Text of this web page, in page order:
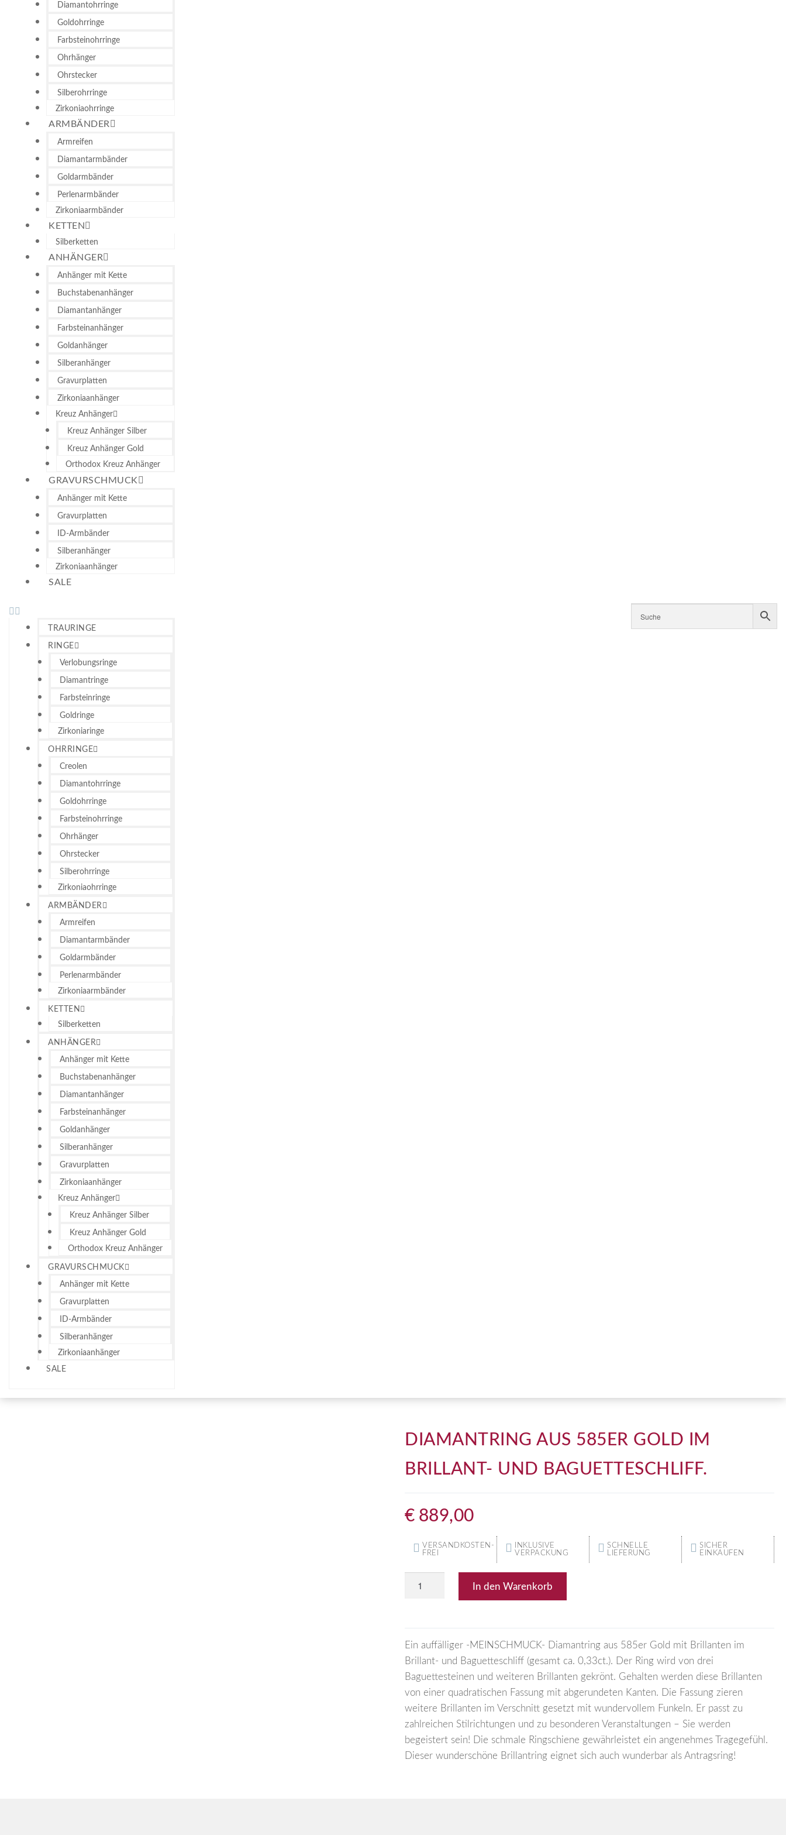
Diamantohrringe
Goldohrringe
Farbsteinohrringe
Ohrhänger
Ohrstecker
Silberohrringe
Zirkoniaohrringe
ARMBÄNDER
Armreifen
Diamantarmbänder
Goldarmbänder
Perlenarmbänder
Zirkoniaarmbänder
KETTEN
Silberketten
ANHÄNGER
Anhänger mit Kette
Buchstabenanhänger
Diamantanhänger
Farbsteinanhänger
Goldanhänger
Silberanhänger
Gravurplatten
Zirkoniaanhänger
Kreuz Anhänger
Kreuz Anhänger Silber
Kreuz Anhänger Gold
Orthodox Kreuz Anhänger
GRAVURSCHMUCK
Anhänger mit Kette
Gravurplatten
ID-Armbänder
Silberanhänger
Zirkoniaanhänger
SALE
TRAURINGE
RINGE
Verlobungsringe
Diamantringe
Farbsteinringe
Goldringe
Zirkoniaringe
OHRRINGE
Creolen
Diamantohrringe
Goldohrringe
Farbsteinohrringe
Ohrhänger
Ohrstecker
Silberohrringe
Zirkoniaohrringe
ARMBÄNDER
Armreifen
Diamantarmbänder
Goldarmbänder
Perlenarmbänder
Zirkoniaarmbänder
KETTEN
Silberketten
ANHÄNGER
Anhänger mit Kette
Buchstabenanhänger
Diamantanhänger
Farbsteinanhänger
Goldanhänger
Silberanhänger
Gravurplatten
Zirkoniaanhänger
Kreuz Anhänger
Kreuz Anhänger Silber
Kreuz Anhänger Gold
Orthodox Kreuz Anhänger
GRAVURSCHMUCK
Anhänger mit Kette
Gravurplatten
ID-Armbänder
Silberanhänger
Zirkoniaanhänger
SALE
DIAMANTRING AUS 585ER GOLD IM
BRILLANT- UND BAGUETTESCHLIFF.
€ 889,00
VERSANDKOSTEN-
FREI
INKLUSIVE
VERPACKUNG
SCHNELLE
LIEFERUNG
SICHER
EINKAUFEN
In den Warenkorb
Ein auffälliger -MEINSCHMUCK- Diamantring aus 585er Gold mit Brillanten im
Brillant- und Baguetteschliff (gesamt ca. 0,33ct.). Der Ring wird von drei
Baguettesteinen und weiteren Brillanten gekrönt. Gehalten werden diese Brillanten
von einer quadratischen Fassung mit abgerundeten Kanten. Die Fassung zieren
weitere Brillanten im Verschnitt gesetzt mit wundervollem Funkeln. Er passt zu
zahlreichen Stilrichtungen und zu besonderen Veranstaltungen – Sie werden
begeistert sein! Die schmale Ringschiene gewährleistet ein angenehmes Tragegefühl.
Dieser wunderschöne Brillantring eignet sich auch wunderbar als Antragsring!